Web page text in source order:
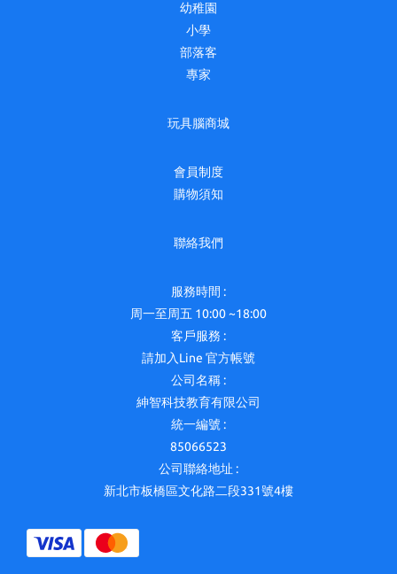
幼稚園
小學
部落客
專家
玩具腦商城
會員制度
購物須知
聯絡我們
服務時間 :
周一至周五 10:00 ~18:00
客戶服務 :
請加入Line 官方帳號
公司名稱 :
紳智科技教育有限公司
統一編號 :
85066523
公司聯絡地址 :
新北市板橋區文化路二段331號4樓